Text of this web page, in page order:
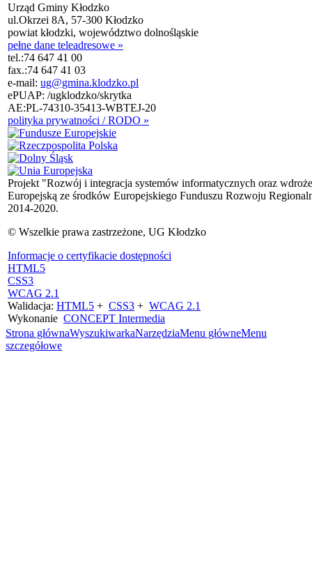
Urząd Gminy Kłodzko
ul.Okrzei 8A, 57-300 Kłodzko
powiat kłodzki, województwo dolnośląskie
pełne dane teleadresowe »
tel.:74 647 41 00
fax.:74 647 41 03
e-mail: ug@gmina.klodzko.pl
ePUAP: /ugklodzko/skrytka
AE:PL-74310-35413-WBTEJ-20
polityka prywatności / RODO »
Projekt "Rozwój i integracja systemów informatycznych oraz
Europejską ze środków Europejskiego Funduszu Rozwoju
2014-2020.
© Wszelkie prawa zastrzeżone, UG Kłodzko
Informacje o certyfikacie dostępności
HTML5
CSS3
WCAG 2.1
Walidacja: HTML5 + CSS3 + WCAG 2.1
Wykonanie CONCEPT Intermedia
Strona głównaWyszukiwarkaNarzędziaMenu główneMenu
szczegółowe